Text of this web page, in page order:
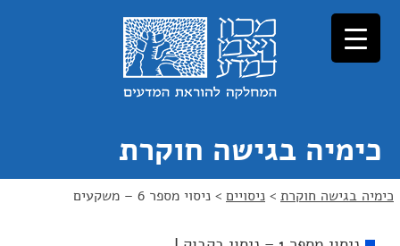
כימיה בגישה חוקרת
כימיה בגישה חוקרת > ניסויים > ניסוי מספר 6 – משקעים